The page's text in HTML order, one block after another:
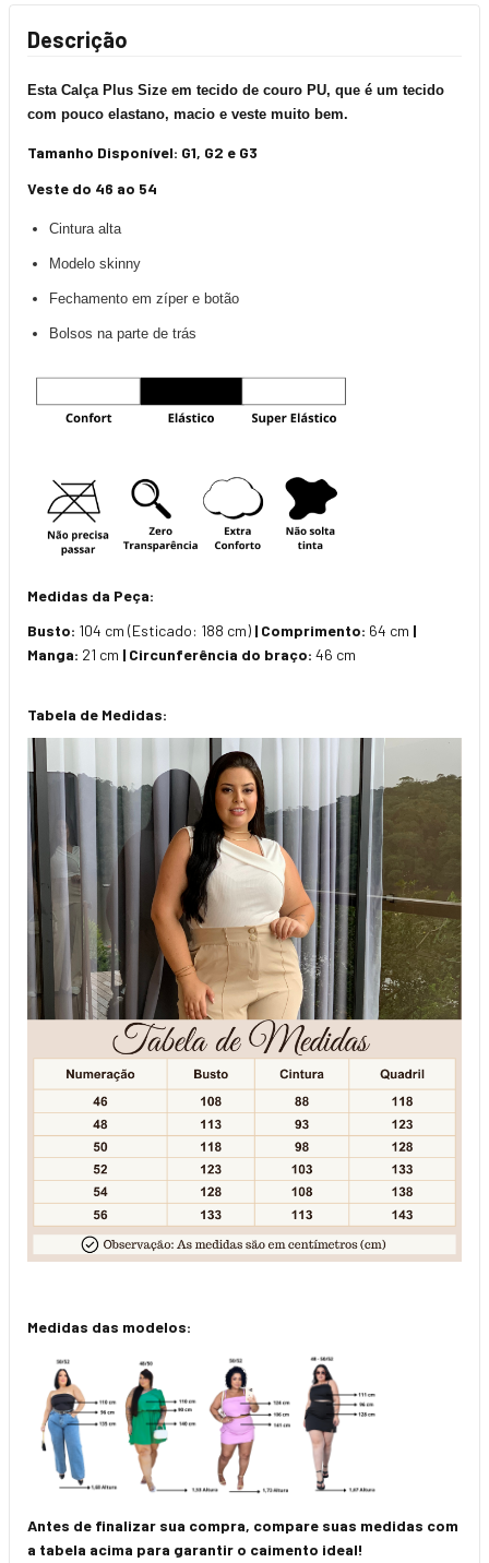
Descrição
Esta Calça Plus Size em tecido de couro PU, que é um tecido
com pouco elastano, macio e veste muito bem.
Tamanho Disponível: G1, G2 e G3
Veste do 46 ao 54
Cintura alta
Modelo skinny
Fechamento em zíper e botão
Bolsos na parte de trás
Medidas da Peça:
Busto: 104 cm (Esticado: 188 cm) | Comprimento: 64 cm |
Manga: 21 cm | Circunferência do braço: 46 cm
Tabela de Medidas:
Medidas das modelos:
Antes de finalizar sua compra, compare suas medidas com
a tabela acima para garantir o caimento ideal!